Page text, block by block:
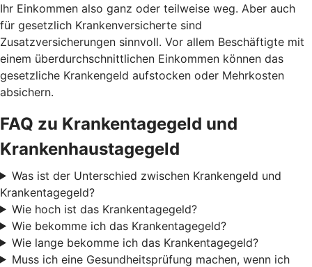
Ihr Einkommen also ganz oder teilweise weg. Aber auch
für gesetzlich Krankenversicherte sind
Zusatzversicherungen sinnvoll. Vor allem Beschäftigte mit
einem überdurchschnittlichen Einkommen können das
gesetzliche Krankengeld aufstocken oder Mehrkosten
absichern.
FAQ zu Krankentagegeld und
Krankenhaustagegeld
Was ist der Unterschied zwischen Krankengeld und
Krankentagegeld?
Wie hoch ist das Krankentagegeld?
Wie bekomme ich das Krankentagegeld?
Wie lange bekomme ich das Krankentagegeld?
Muss ich eine Gesundheitsprüfung machen, wenn ich